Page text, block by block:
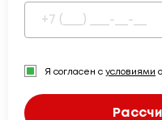
Я согласен с условиями